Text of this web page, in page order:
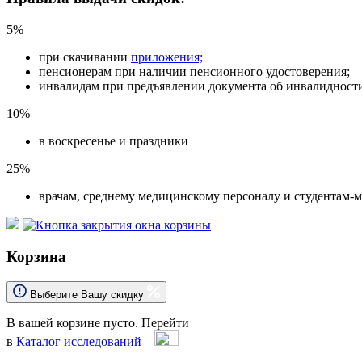
5%
при скачивании приложения;
пенсионерам при наличии пенсионного удостоверения;
инвалидам при предъявлении документа об
10%
в воскресенье и праздники
25%
врачам, среднему медицинскому персоналу и студентам-
Корзина
Выберите Вашу скидку
В вашей корзине пусто. Перейти
в Каталог исследований